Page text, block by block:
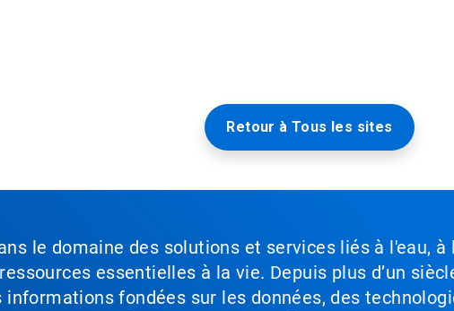
Retour à Tous les sites
le domaine des solutions et services liés à l'eau,
essentielles à la vie. Depuis plus d’un
fondées sur les données, des